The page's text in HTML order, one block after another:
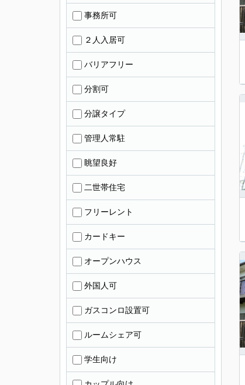
事務所可
２人入居可
バリアフリー
分割可
分譲タイプ
管理人常駐
眺望良好
二世帯住宅
フリーレント
カードキー
オープンハウス
外国人可
ガスコンロ設置可
ルームシェア可
学生向け